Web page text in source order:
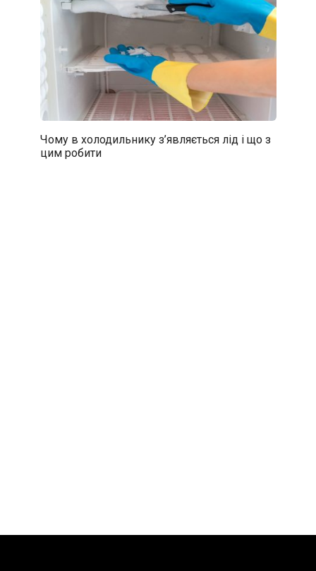
Чому в холодильнику з’являється лід і що з
цим робити